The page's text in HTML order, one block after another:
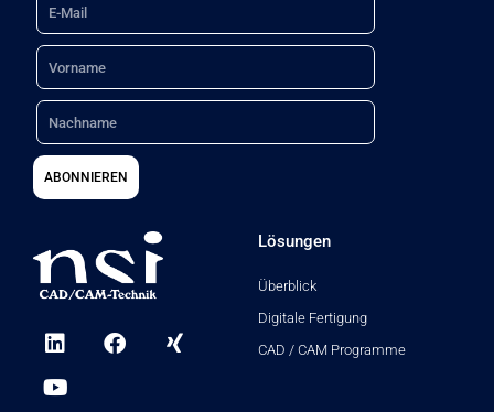
Name
Nachname
ABONNIEREN
L
i
n
k
F
a
X
i
Y
o
u
t
Lösungen
Überblick
Digitale Fertigung
CAD / CAM Programme